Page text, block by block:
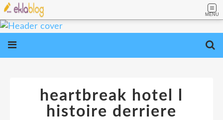
MENU
heartbreak hotel l
histoire derriere